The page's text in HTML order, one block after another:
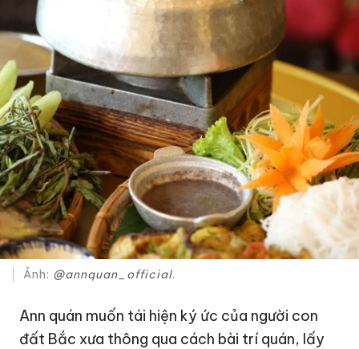
Ảnh: @annquan_official.
Ann quán muốn tái hiện ký ức của người con
đất Bắc xưa thông qua cách bài trí quán, lấy